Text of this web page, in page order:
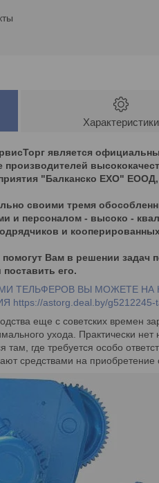
Характеристики
является
"Балканско ЕХО"
своими тремя
персоналом - высоко -
и
Вам в решении задач
его.
ТЕЛЬФЕРОВ ВЫ МОЖЕТЕ НА
https://astorg.deal.by/
еще с советских времен
ухода. Практически нет
там, где требуется особо
средствами на приобретение